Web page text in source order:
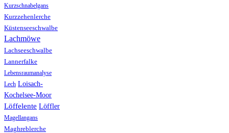
Kurzschnabelgans
Kurzzehenlerche
Küstenseeschwalbe
Lachmöwe
Lachseeschwalbe
Lannerfalke
Lebensraumanalyse
Lech Loisach-
Kochelsee-Moor
Löffelente Löffler
Magellangans
Maghreblerche